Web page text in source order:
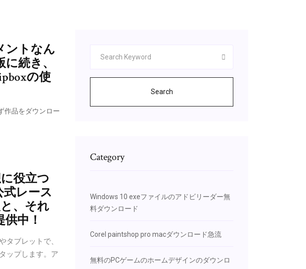
ントなん
続き、
の使
作品をダウンロー
役立つ
レース
、それ
中！
ブレットで、
ップします。ア
Search
Category
Windows 10 exeファイルのアドビリーダー無
料ダウンロード
Corel paintshop pro macダウンロード急流
無料のPCゲームのホームデザインのダウンロ